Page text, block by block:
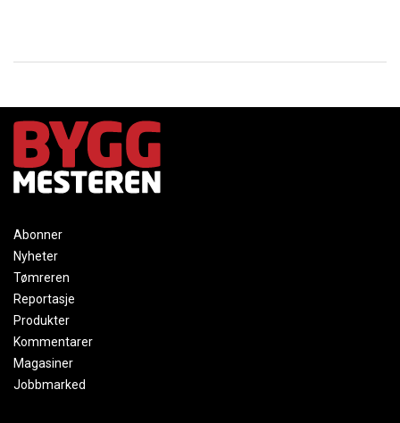
Abonner
Nyheter
Tømreren
Reportasje
Produkter
Kommentarer
Magasiner
Jobbmarked